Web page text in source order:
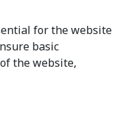
for the website
basic
the website,